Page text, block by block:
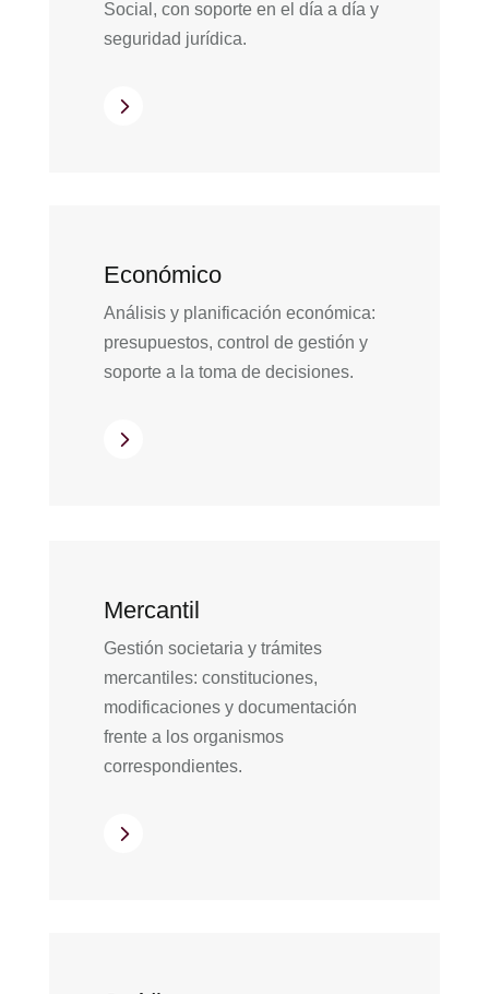
Social, con soporte en el día a día y
seguridad jurídica.
5
Económico
Análisis y planificación económica:
presupuestos, control de gestión y
soporte a la toma de decisiones.
5
Mercantil
Gestión societaria y trámites
mercantiles: constituciones,
modificaciones y documentación
frente a los organismos
correspondientes.
5